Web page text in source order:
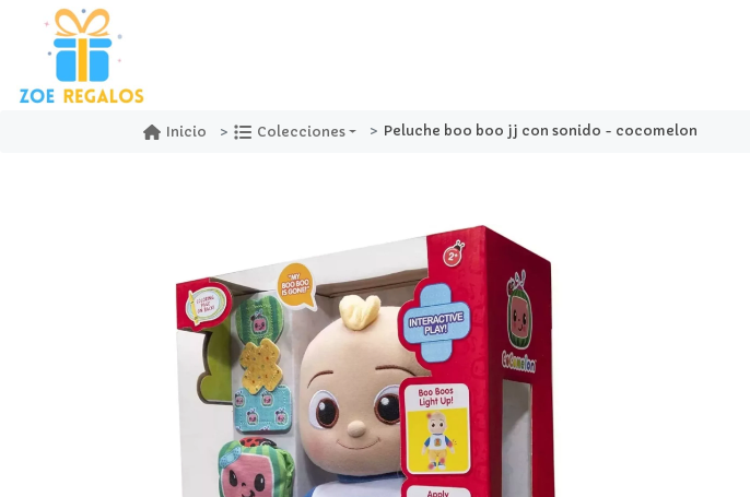
Inicio Colecciones Peluche boo boo jj con sonido - cocomelon